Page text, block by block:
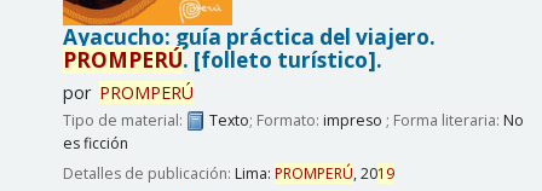
Ayacucho: guía práctica del viajero.
PROMPERÚ. [folleto turístico].
por PROMPERÚ
Tipo de material: Texto; Formato: impreso ; Forma literaria: No
es ficción
Detalles de publicación: Lima: PROMPERÚ,2019